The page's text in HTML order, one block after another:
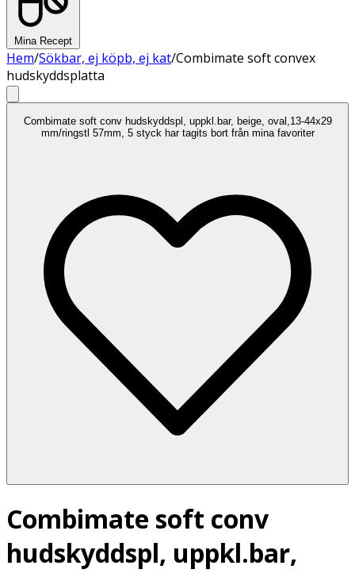
Mina Recept
Hem/Sökbar, ej köpb, ej kat/Combimate soft convex
hudskyddsplatta
Combimate soft conv hudskyddspl, uppkl.bar, beige, oval,13-44x29
mm/ringstl 57mm, 5 styck har tagits bort från mina favoriter
Combimate soft conv
hudskyddspl, uppkl.bar,